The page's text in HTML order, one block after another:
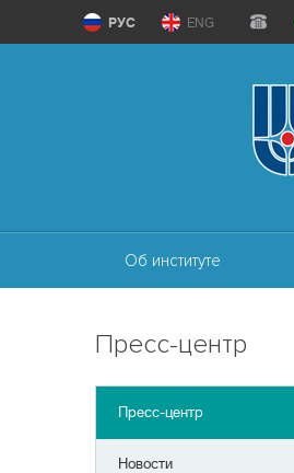
РУС ENG
Об институте
Пресс-центр
Пресс-центр
Новости